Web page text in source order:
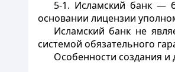
5-1. Исламский банк —
основании лицензии
Исламский банк не
системой обязательного
Особенности создания и